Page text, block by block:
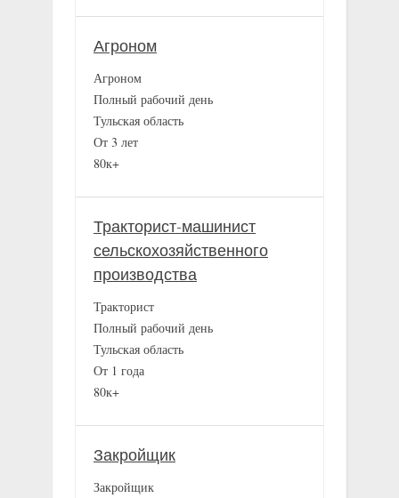
Агроном
Агроном
Полный рабочий день
Тульская область
От 3 лет
80к+
Тракторист-машинист
сельскохозяйственного
производства
Тракторист
Полный рабочий день
Тульская область
От 1 года
80к+
Закройщик
Закройщик